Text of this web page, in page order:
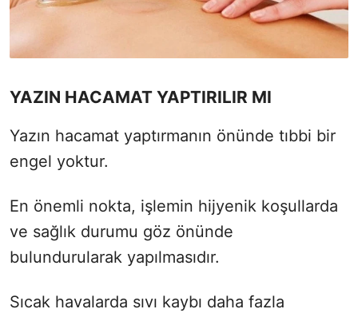
YAZIN HACAMAT YAPTIRILIR MI
Yazın hacamat yaptırmanın önünde tıbbi bir
engel yoktur.
En önemli nokta, işlemin hijyenik koşullarda
ve sağlık durumu göz önünde
bulundurularak yapılmasıdır.
Sıcak havalarda sıvı kaybı daha fazla